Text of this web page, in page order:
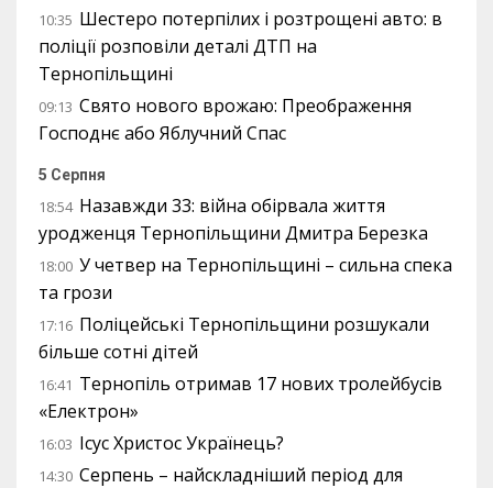
10:35 Шестеро потерпілих і розтрощені авто: в
поліції розповіли деталі ДТП на
Тернопільщині
09:13 Свято нового врожаю: Преображення
Господнє або Яблучний Спас
5 Серпня
18:54 Назавжди 33: війна обірвала життя
уродженця Тернопільщини Дмитра Березка
18:00 У четвер на Тернопільщині – сильна спека
та грози
17:16 Поліцейські Тернопільщини розшукали
більше сотні дітей
16:41 Тернопіль отримав 17 нових тролейбусів
«Електрон»
16:03 Ісус Христос Українець?
14:30 Серпень – найскладніший період для